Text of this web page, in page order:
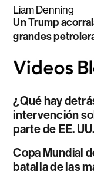
Liam Denning
Un Trump
grandes
¿Qué hay
intervención
parte de EE.
Copa Mundial
batalla de las